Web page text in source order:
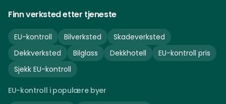
Finn verksted etter tjeneste
EU-kontroll Bilverksted
Skadeverksted
Dekkverksted
Bilglass Dekkhotell
EU-kontroll pris
Sjekk EU-kontroll
EU-kontroll i populære byer